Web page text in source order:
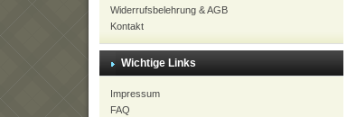
Widerrufsbelehrung & AGB
Kontakt
Wichtige Links
Impressum
FAQ